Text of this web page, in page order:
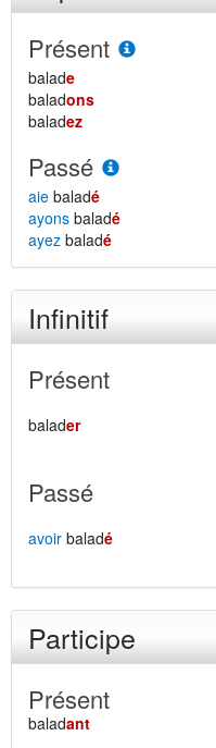
Présent
balade
baladons
baladez
Passé
aie baladé
ayons baladé
ayez baladé
Infinitif
Présent
balader
Passé
avoir baladé
Participe
Présent
baladant